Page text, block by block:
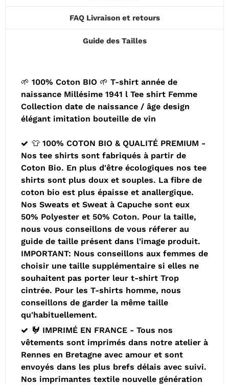
FAQ Livraison et retours
Guide des Tailles
🌱 100% Coton BIO 🌱 T-shirt année de
naissance Millésime 1941 l Tee shirt Femme
Collection date de naissance / âge design
élégant imitation bouteille de vin
👕 100% COTON BIO & QUALITÉ PREMIUM -
Nos tee shirts sont fabriqués à partir de
Coton Bio. En plus d'être écologiques nos tee
shirts sont plus doux et souples. La fibre de
coton bio est plus épaisse et anallergique.
Nos Sweats et Sweat à Capuche sont eux
50% Polyester et 50% Coton. Pour la taille,
nous vous conseillons de vous réferer au
guide de taille présent dans l'image produit.
IMPORTANT: Nous conseillons aux femmes de
choisir une taille supplémentaire si elles ne
souhaitent pas porter leur t-shirt Trop
cintrée. Pour les T-shirts homme, nous
conseillons de garder la même taille
qu'habituellement.
🐓 IMPRIMÉ EN FRANCE - Tous nos
vêtements sont imprimés dans notre atelier à
Rennes en Bretagne avec amour et sont
envoyés dans les plus brefs délais avec suivi.
Nos imprimantes textile nouvelle génération